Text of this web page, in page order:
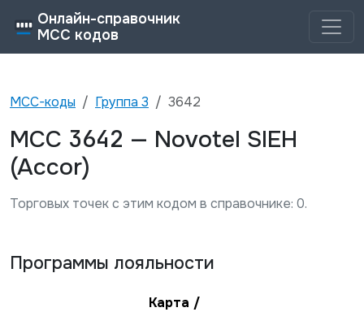
Онлайн-справочник
MCC кодов
MCC-коды Группа 3 3642
MCC 3642 — Novotel SIEH
(Accor)
Торговых точек с этим кодом в справочнике: 0.
Программы лояльности
Карта /